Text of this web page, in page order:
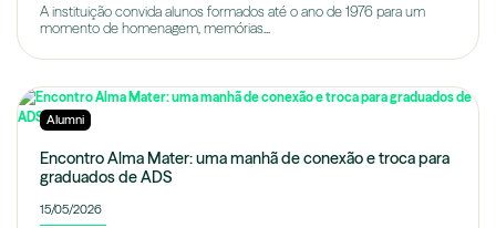
A instituição convida alunos formados até o ano de 1976 para um
momento de homenagem, memórias...
Alumni
Encontro Alma Mater: uma manhã de conexão e troca para
graduados de ADS
15/05/2026